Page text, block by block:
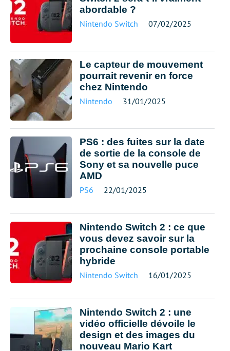
abordable ?
Nintendo Switch 07/02/2025
Le capteur de mouvement
pourrait revenir en force
chez Nintendo
Nintendo 31/01/2025
PS6 : des fuites sur la date
de sortie de la console de
Sony et sa nouvelle puce
AMD
PS6 22/01/2025
Nintendo Switch 2 : ce que
vous devez savoir sur la
prochaine console portable
hybride
Nintendo Switch 16/01/2025
Nintendo Switch 2 : une
vidéo officielle dévoile le
design et des images du
nouveau Mario Kart